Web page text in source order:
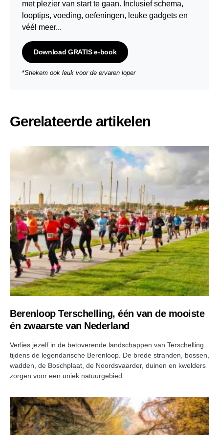
met plezier van start te gaan. Inclusief schema,
looptips, voeding, oefeningen, leuke gadgets en
véél meer...
Download GRATIS e-book
*Stiekem ook leuk voor de ervaren loper
Gerelateerde artikelen
Berenloop Terschelling, één van de mooiste
én zwaarste van Nederland
Verlies jezelf in de betoverende landschappen van Terschelling
tijdens de legendarische Berenloop. De brede stranden, bossen,
wadden, de Boschplaat, de Noordsvaarder, duinen en kwelders
zorgen voor een uniek natuurgebied.